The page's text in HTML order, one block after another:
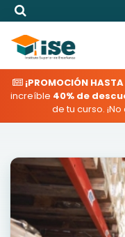
¡PROMOCIÓN
increíble 40% de
de tu curso.